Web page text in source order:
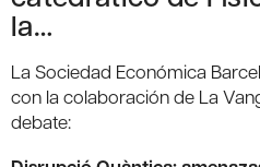
la…
La Sociedad Económica
con la colaboración de La
debate: